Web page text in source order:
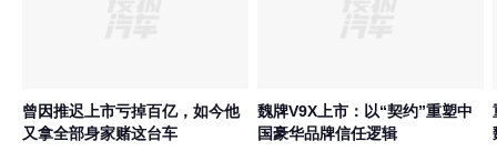
曾因推迟上市亏掉百亿，如今他
又拿全部身家赌这台车
魏牌V9X上市：以“契约”重塑中
国豪华品牌信任逻辑